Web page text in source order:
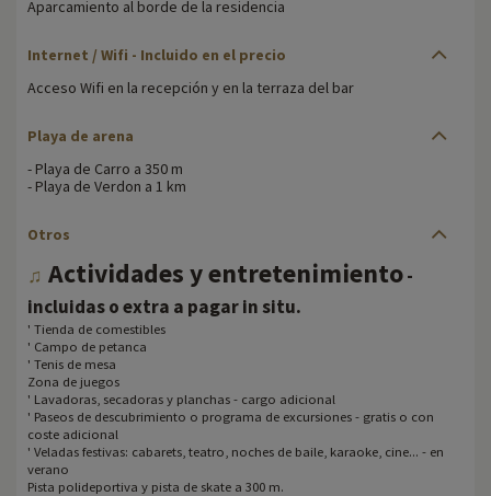
Aparcamiento al borde de la residencia
Internet / Wifi - Incluido en el precio
Acceso Wifi en la recepción y en la terraza del bar
Playa de arena
- Playa de Carro a 350 m
- Playa de Verdon a 1 km
Otros
♫ Actividades y entretenimiento-
incluidas o extra a pagar in situ.
' Tienda de comestibles
' Campo de petanca
' Tenis de mesa
Zona de juegos
' Lavadoras, secadoras y planchas - cargo adicional
' Paseos de descubrimiento o programa de excursiones - gratis o con
coste adicional
' Veladas festivas: cabarets, teatro, noches de baile, karaoke, cine... - en
verano
Pista polideportiva y pista de skate a 300 m.